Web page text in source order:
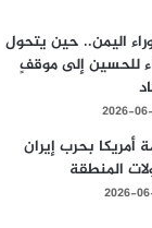
اليمن.. حين يتحول
للحسين إلى موقفٍ
2026-
أمريكا بحرب إيران
المنطقة
2026-